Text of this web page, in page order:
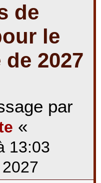
de
le
2027
par
«
13:03
2027